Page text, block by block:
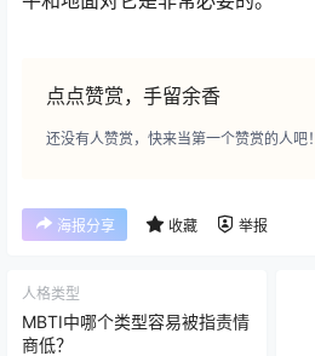
点点赞赏，手留余香
还没有人赞赏，快来当第一个赞赏的人吧！
海报分享 收藏 举报
人格类型
MBTI中哪个类型容易被指责情
商低？